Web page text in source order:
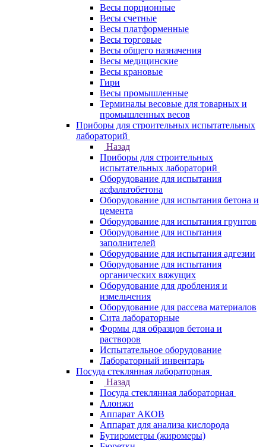
Весы порционные
Весы счетные
Весы платформенные
Весы торговые
Весы общего назначения
Весы медицинские
Весы крановые
Гири
Весы промышленные
Терминалы весовые для товарных и
промышленных весов
Приборы для строительных испытательных
лабораторий
Назад
Приборы для строительных
испытательных лабораторий
Оборудование для испытания
асфальтобетона
Оборудование для испытания бетона и
цемента
Оборудование для испытания грунтов
Оборудование для испытания
заполнителей
Оборудование для испытания адгезии
Оборудование для испытания
органических вяжущих
Оборудование для дробления и
измельчения
Оборудование для рассева материалов
Сита лабораторные
Формы для образцов бетона и
растворов
Испытательное оборудование
Лабораторный инвентарь
Посуда стеклянная лабораторная
Назад
Посуда стеклянная лабораторная
Алонжи
Аппарат АКОВ
Аппарат для анализа кислорода
Бутирометры (жиромеры)